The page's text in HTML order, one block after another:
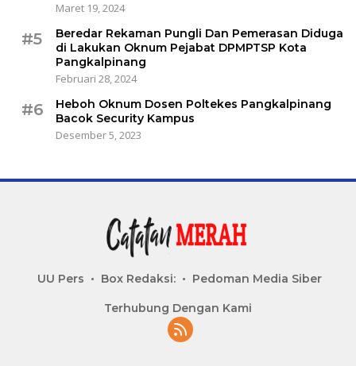
Maret 19, 2024
#5
Beredar Rekaman Pungli Dan Pemerasan Diduga
di Lakukan Oknum Pejabat DPMPTSP Kota
Pangkalpinang
Februari 28, 2024
#6
Heboh Oknum Dosen Poltekes Pangkalpinang
Bacok Security Kampus
Desember 5, 2023
UU Pers Box Redaksi: Pedoman Media Siber
Terhubung Dengan Kami